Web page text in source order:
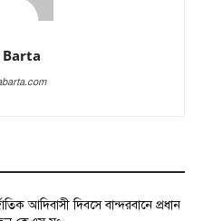
Barta
আদিবাসী দিবসে বান্দরবানে প্রধান